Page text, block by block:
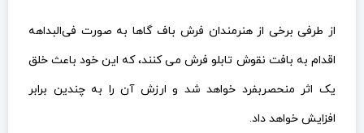
از طرفی برخی از هنرمندان فرش باف گاها به صورت فی‌البداهه
اقدام به بافت نقوش تابلو فرش می کنند، که این خود باعث خلق
یک اثر منحصربفرد خواهد شد و ارزش آن را به چندین برابر
افزایش خواهد داد.